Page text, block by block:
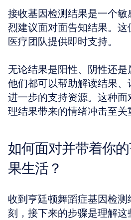
接收基因检测结果是一个
烈建议面对面告知结果。
医疗团队提供即时支持。
无论结果是阳性、阴性还是
他们都可以帮助解读结果
进一步的支持资源。这种
理结果带来的情绪冲击至关
如何面对并带着你
果生活？
收到亨廷顿舞蹈症基因检
刻，接下来的步骤是理解